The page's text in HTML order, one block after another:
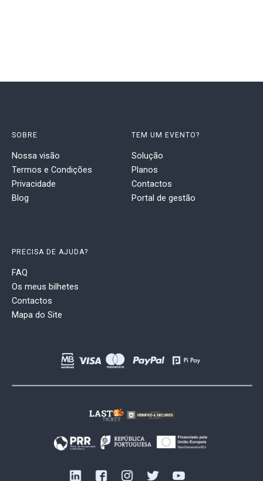
SOBRE
Nossa visão
Termos e Condições
Privacidade
Blog
TEM UM EVENTO?
Solução
Planos
Contactos
Portal de gestão
PRECISA DE AJUDA?
FAQ
Os meus bilhetes
Contactos
Mapa do Site